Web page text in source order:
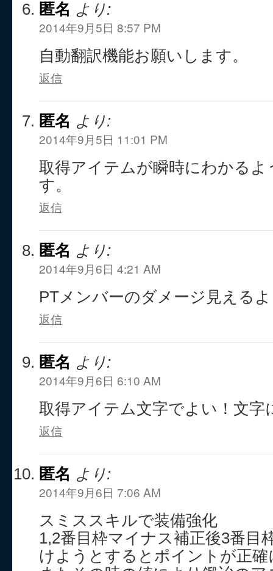
匿名 より:
2014年9月5日 8:57 PM
自動翻訳機能お願いします。
返信
匿名 より:
2014年9月5日 11:01 PM
取得アイテムが瞬時にわかる
す。
返信
匿名 より:
2014年9月6日 4:21 AM
PTメンバーのダメージ見える
返信
匿名 より:
2014年9月6日 6:10 AM
取得アイテム文字でよい！文字
返信
匿名 より:
2014年9月6日 7:06 AM
スミススキルで装備強化
1,2番目枠マイナス補正後3番目
けようとするとポイントが正